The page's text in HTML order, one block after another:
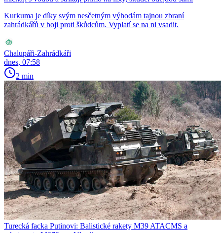
Kurkuma je díky svým nesčetným výhodám tajnou zbraní
zahrádkářů v boji proti škůdcům. Vyplatí se na ni vsadit.
Chalupáři-Zahrádkáři
dnes, 07:58
2 min
Turecká facka Putinovi: Balistické rakety M39 ATACMS a